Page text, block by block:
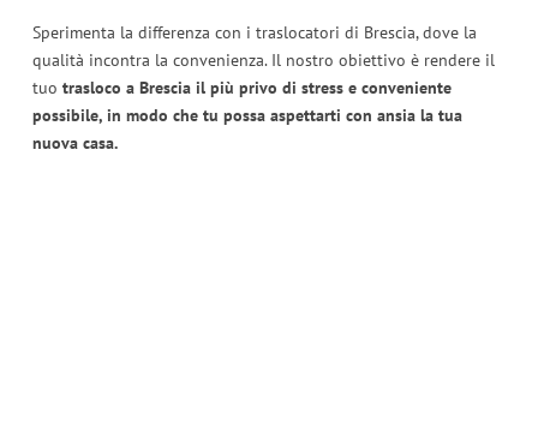
Sperimenta la differenza con i traslocatori di Brescia, dove la
qualità incontra la convenienza. Il nostro obiettivo è rendere il
tuo trasloco a Brescia il più privo di stress e conveniente
possibile, in modo che tu possa aspettarti con ansia la tua
nuova casa.